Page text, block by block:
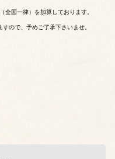
国一律）を加算しております。
ので、予めご了承下さいませ。